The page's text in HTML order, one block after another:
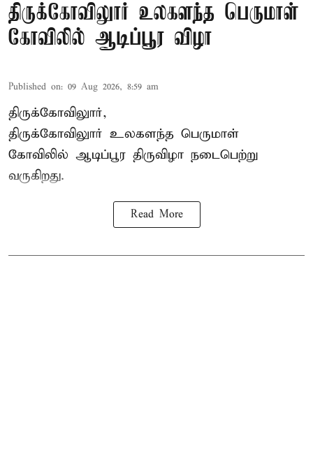
திருக்கோவிலுார் உலகளந்த பெருமாள்
கோவிலில் ஆடிப்பூர விழா
Published on: 09 Aug 2026, 8:59 am
திருக்கோவிலுார்,
திருக்கோவிலுார் உலகளந்த பெருமாள்
கோவிலில் ஆடிப்பூர திருவிழா நடைபெற்று
வருகிறது.
Read More